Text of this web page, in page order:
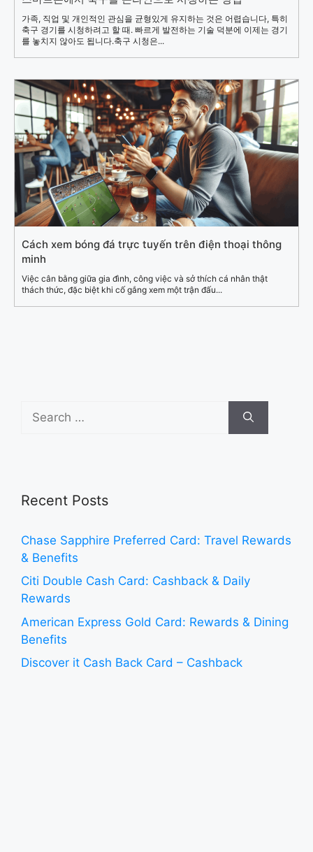
가족, 직업 및 개인적인 관심을 균형있게 유지하는 것은 어렵습니다, 특히
축구 경기를 시청하려고 할 때. 빠르게 발전하는 기술 덕분에 이제는 경기
를 놓치지 않아도 됩니다.축구 시청은...
Cách xem bóng đá trực tuyến trên điện thoại thông
minh
Việc cân bằng giữa gia đình, công việc và sở thích cá nhân thật
thách thức, đặc biệt khi cố gắng xem một trận đấu...
for:
Recent Posts
Chase Sapphire Preferred Card: Travel Rewards
& Benefits
Citi Double Cash Card: Cashback & Daily
Rewards
American Express Gold Card: Rewards & Dining
Benefits
Discover it Cash Back Card – Cashback